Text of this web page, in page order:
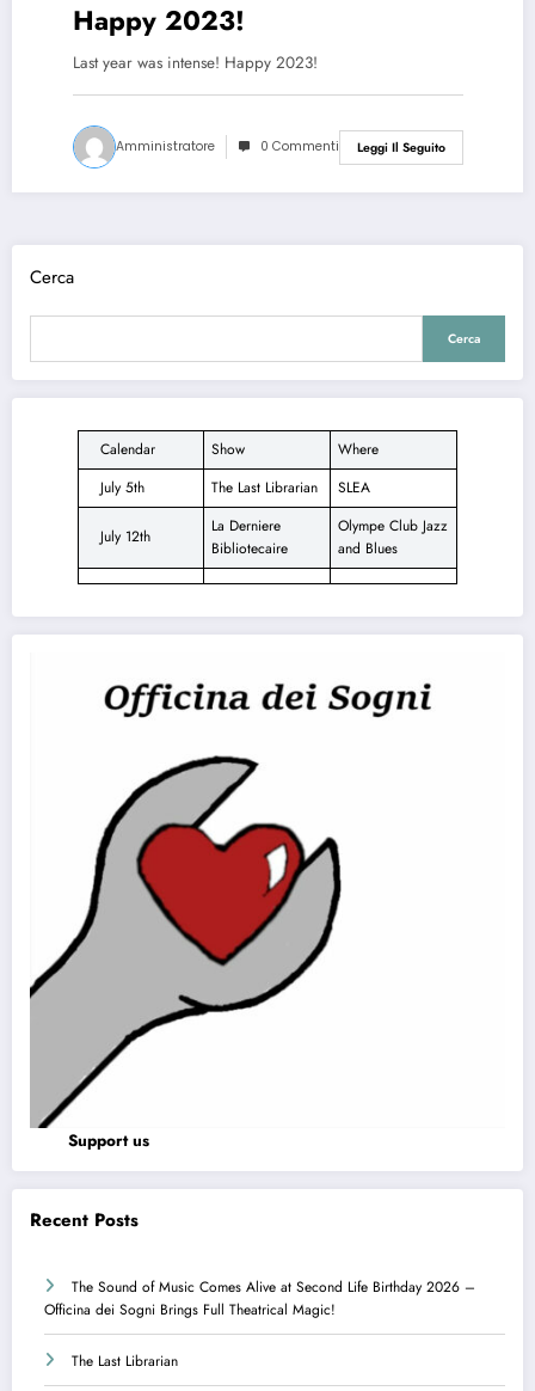
Happy 2023!
Last year was intense! Happy 2023!
Amministratore 0 Commenti Leggi Il Seguito
Cerca
Cerca
Calendar Show
Where
July 5th
The Last Librarian SLEA
July 12th
La Derniere
Bibliotecaire
Olympe Club Jazz
and Blues
Support us
Recent Posts
The Sound of Music Comes Alive at Second Life Birthday 2026 –
Officina dei Sogni Brings Full Theatrical Magic!
The Last Librarian